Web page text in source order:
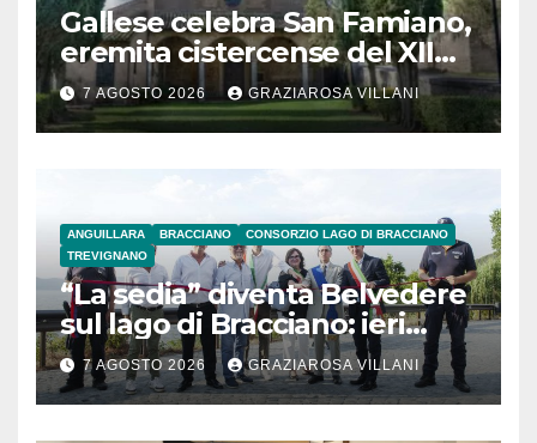
Gallese celebra San Famiano,
eremita cistercense del XII
secolo
7 AGOSTO 2026 GRAZIAROSA VILLANI
ANGUILLARA BRACCIANO
CONSORZIO LAGO DI BRACCIANO
TREVIGNANO
“La sedia” diventa Belvedere
sul lago di Bracciano: ieri
l’inaugurazione
7 AGOSTO 2026 GRAZIAROSA VILLANI